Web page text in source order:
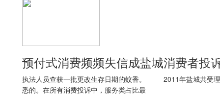
预付式消费频频失信成盐城消费者投
执法人员查获一批更改生存日期的蚊香。 2011年盐城共受理
悉的。在所有消费投诉中，服务类占比最